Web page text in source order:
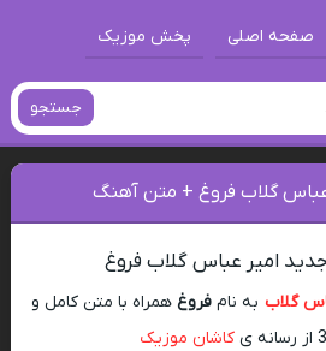
صفحه اصلی پخش موزیک
جستجو
عباس گلاب فروغ + متن آهنگ
امیر عباس گلاب فروغ
گلاب به نامفروغ همراه با متن کامل و
کاشان موزیک